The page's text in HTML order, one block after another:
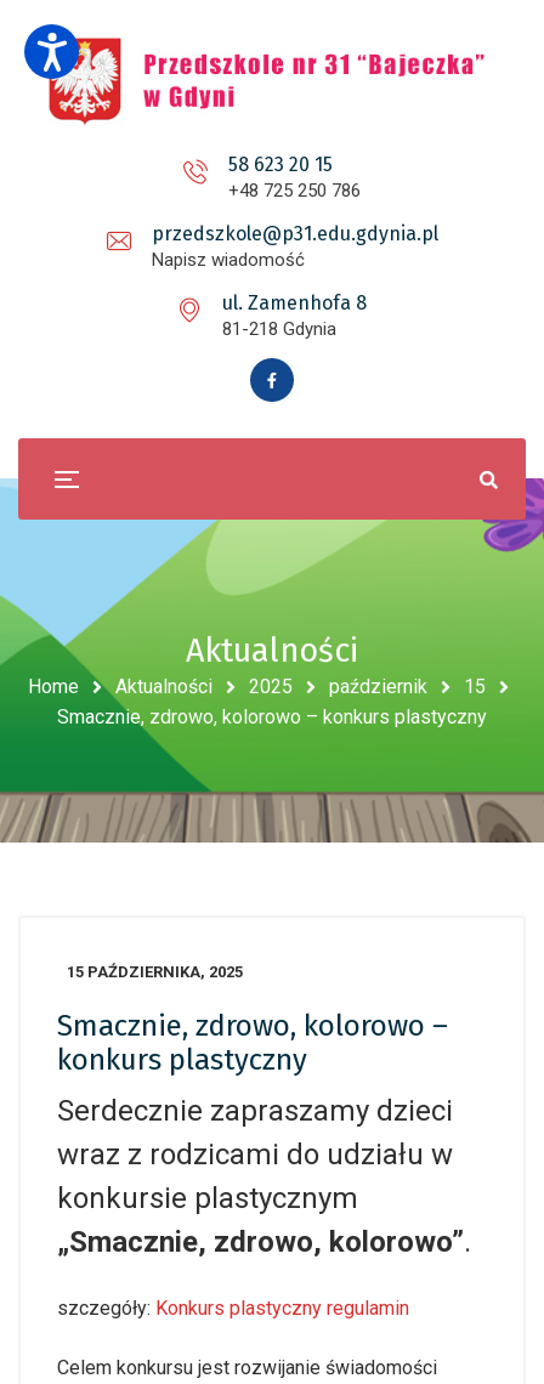
58 623 20 15
+48 725 250 786
przedszkole@p31.edu.gdynia.pl
Napisz wiadomość
ul. Zamenhofa 8
81-218 Gdynia
Aktualności
Home Aktualności 2025 październik
15
Smacznie, zdrowo, kolorowo – konkurs plastyczny
15 PAŹDZIERNIKA, 2025
Smacznie, zdrowo, kolorowo –
konkurs plastyczny
Serdecznie zapraszamy dzieci
wraz z rodzicami do udziału w
konkursie plastycznym
„Smacznie, zdrowo, kolorowo”.
szczegóły: Konkurs plastyczny regulamin
Celem konkursu jest rozwijanie świadomości